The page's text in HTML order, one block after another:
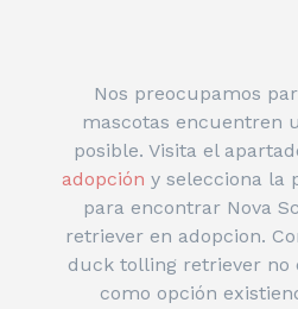
Nos preocupamos
mascotas encuentren
posible. Visita el
adopción y selecciona la
para encontrar Nova
retriever en adopcion.
duck tolling retriever no
como opción